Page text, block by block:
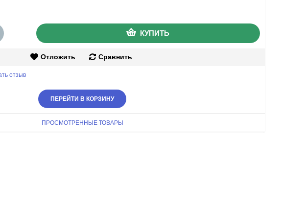
КУПИТЬ
Отложить Сравнить
отзыв
ПЕРЕЙТИ В КОРЗИНУ
ПРОСМОТРЕННЫЕ ТОВАРЫ